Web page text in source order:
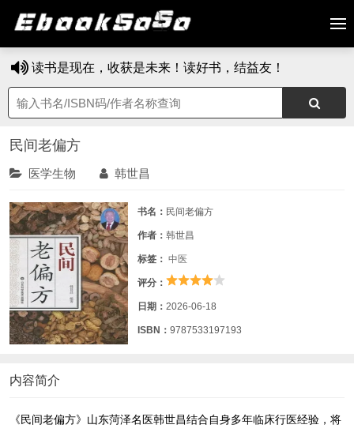
读书是现在，收获是未来！读好书，结益友！
民间老偏方
医学生物 韩世昌
书名： 民间老偏方
作者： 韩世昌
标签： 中医
评分：
日期： 2026-06-18
ISBN： 9787533197193
内容简介
《民间老偏方》山东菏泽名医韩世昌结合自身多年临床行医经验，将